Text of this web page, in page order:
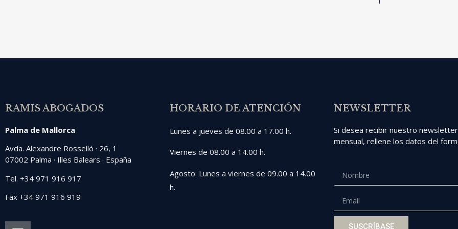
RAMIS ABOGADOS
Palma de Mallorca
Avda. Alexandre Rosselló · 26, 1
07002 Palma · Illes Balears · España
Tel. +34 971 916 917
Fax +34 971 916 919
HORARIO DE ATENCIÓN
Lunes a jueves de 08.00 a 17.00 h.
Viernes de 08.00 a 14.00 h.
Agosto: Lunes a viernes de 09.00 a 14.00
h.
NEWSLETTER
Si desea recibir nuestro newsletter
mensual, rellene los datos del
SUSCRÍBASE